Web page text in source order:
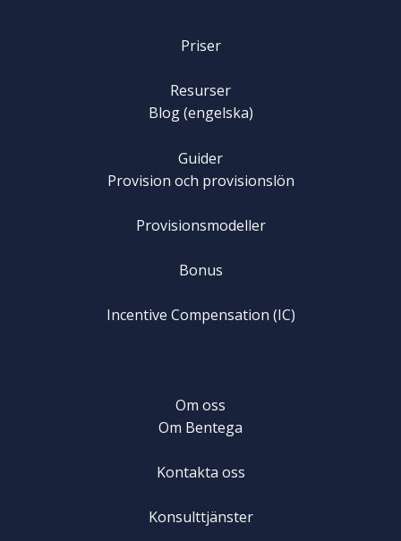
Priser
Resurser
Blog (engelska)
Guider
Provision och provisionslön
Provisionsmodeller
Bonus
Incentive Compensation (IC)
Om oss
Om Bentega
Kontakta oss
Konsulttjänster